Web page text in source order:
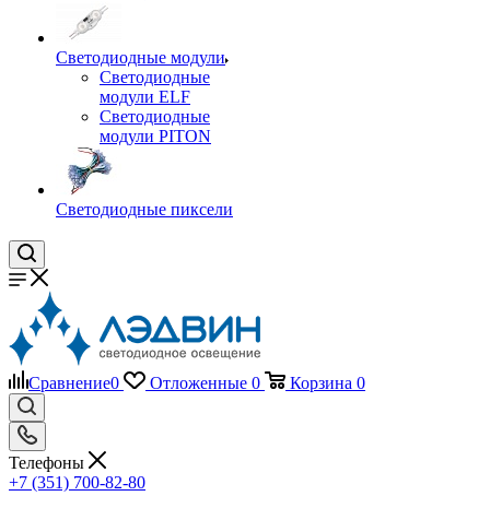
Светодиодные модули
Светодиодные
модули ELF
Светодиодные
модули PITON
Светодиодные пиксели
Сравнение0 Отложенные 0 Корзина 0
Телефоны
+7 (351) 700-82-80